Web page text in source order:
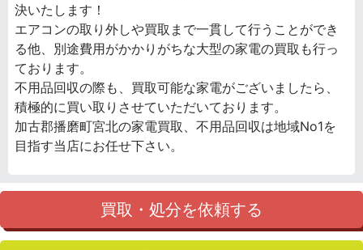
決いたします！
エアコンの取り外しや買取まで一貫して行うことができ
る他、別途費用がかかりがちな大型の家電の買取も行っ
ております。
不用品回収の際も、買取可能な家電がございましたら、
積極的に買い取りさせていただいております。
加古郡播磨町宮北の家電買取、不用品回収は地域No1を
目指す当店にお任せ下さい。
買取・処分を依頼する